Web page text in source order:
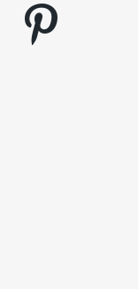
pinterest